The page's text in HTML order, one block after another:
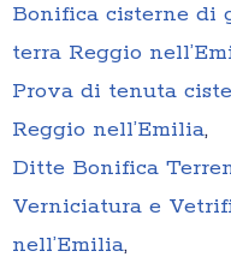
Bonifica cisterne di
terra Reggio
Prova di tenuta
Reggio nell’Emilia,
Ditte Bonifica
Verniciatura e
nell’Emilia,